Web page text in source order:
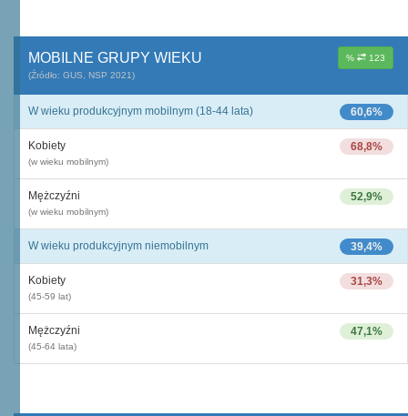
% 123
MOBILNE GRUPY WIEKU
(Źródło: GUS, NSP 2021)
60,6%
W wieku produkcyjnym mobilnym (18-44 lata)
68,8%
Kobiety
(w wieku mobilnym)
52,9%
Mężczyźni
(w wieku mobilnym)
39,4%
W wieku produkcyjnym niemobilnym
31,3%
Kobiety
(45-59 lat)
47,1%
Mężczyźni
(45-64 lata)